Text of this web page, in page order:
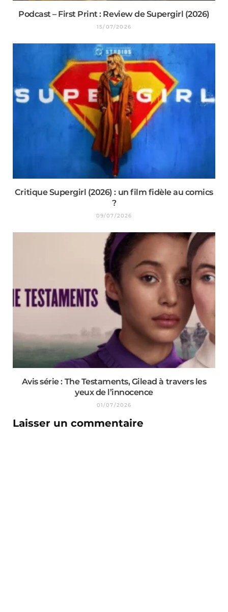
Podcast – First Print : Review de Supergirl (2026)
15/07/2026
Critique Supergirl (2026) : un film fidèle au comics
?
09/07/2026
Avis série : The Testaments, Gilead à travers les
yeux de l’innocence
01/07/2026
Laisser un commentaire